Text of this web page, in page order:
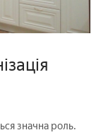
значна роль.